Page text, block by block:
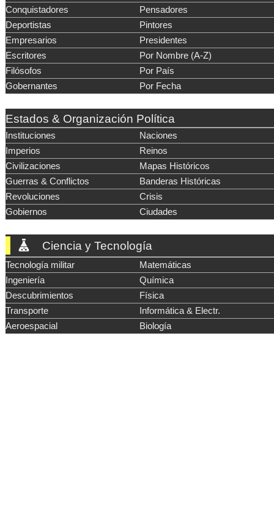
Conquistadores
Pensadores
Deportistas
Pintores
Empresarios
Presidentes
Escritores
Por Nombre (A-Z)
Filósofos
Por País
Gobernantes
Por Fecha
Estados & Organización Política
Instituciones
Naciones
Imperios
Reinos
Civilizaciones
Mapas Históricos
Guerras & Conflictos
Banderas Históricas
Revoluciones
Crisis
Gobiernos
Ciudades
Ciencia y Tecnología
Tecnología militar
Matemáticas
Ingeniería
Química
Descubrimientos
Física
Transporte
Informática & Electr.
Aeroespacial
Biología